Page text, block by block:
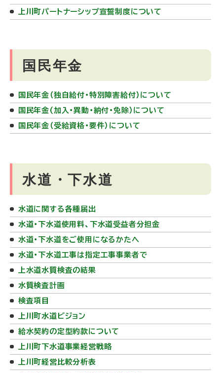
上川町パートナーシップ宣誓制度について
国民年金
国民年金（独自給付・特別障害給付）について
国民年金(加入・異動・納付・免除）について
国民年金（受給資格・要件）について
水道・下水道
水道に関する各種届出
水道・下水道使用料、下水道受益者分担金
水道・下水道をご使用になるかたへ
水道・下水道工事は指定工事事業者で
上水道水質検査の結果
水質検査計画
検査項目
上川町水道ビジョン
給水契約の定型約款について
上川町下水道事業経営戦略
上川町経営比較分析表